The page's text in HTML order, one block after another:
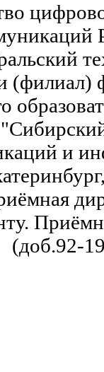
и
(доб.92-